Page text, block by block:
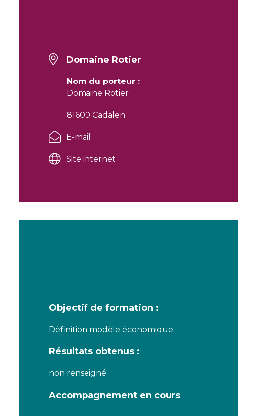
Domaine Rotier
Nom du porteur :
Domaine Rotier
81600 Cadalen
E-mail
Site internet
Objectif de formation :
Définition modèle économique
Résultats obtenus :
non renseigné
Accompagnement en cours